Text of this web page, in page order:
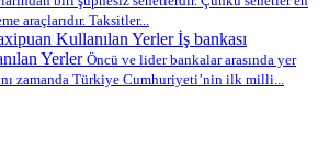
araçlarıdır. Taksitler...
İş bankası
Yerler Öncü ve lider bankalar arasında yer
zamanda Türkiye Cumhuriyeti’nin ilk milli...